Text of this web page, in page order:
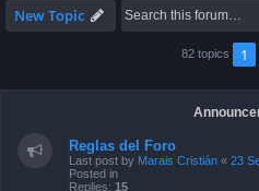
New Topic
82 topics 1
Reglas del Foro
Last post by Marais Cristián « 23
Posted in
Replies: 15